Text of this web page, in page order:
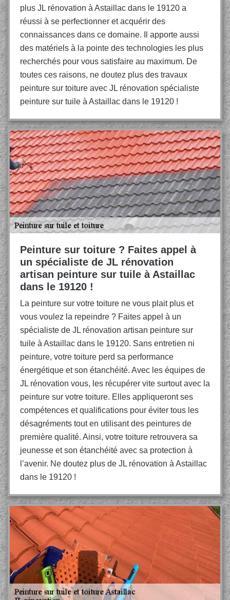
plus JL rénovation à Astaillac dans le 19120 a
réussi à se perfectionner et acquérir des
connaissances dans ce domaine. Il apporte aussi
des matériels à la pointe des technologies les plus
recherchés pour vous satisfaire au maximum. De
toutes ces raisons, ne doutez plus des travaux
peinture sur toiture avec JL rénovation spécialiste
peinture sur tuile à Astaillac dans le 19120 !
Peinture sur toiture ? Faites appel à
un spécialiste de JL rénovation
artisan peinture sur tuile à Astaillac
dans le 19120 !
La peinture sur votre toiture ne vous plait plus et
vous voulez la repeindre ? Faites appel à un
spécialiste de JL rénovation artisan peinture sur
tuile à Astaillac dans le 19120. Sans entretien ni
peinture, votre toiture perd sa performance
énergétique et son étanchéité. Avec les équipes de
JL rénovation vous, les récupérer vite surtout avec la
peinture sur votre toiture. Elles appliqueront ses
compétences et qualifications pour éviter tous les
désagréments tout en utilisant des peintures de
première qualité. Ainsi, votre toiture retrouvera sa
jeunesse et son étanchéité avec sa protection à
l’avenir. Ne doutez plus de JL rénovation à Astaillac
dans le 19120 !